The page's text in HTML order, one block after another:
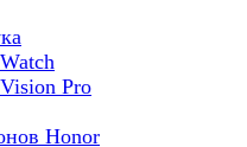
Pro
Honor